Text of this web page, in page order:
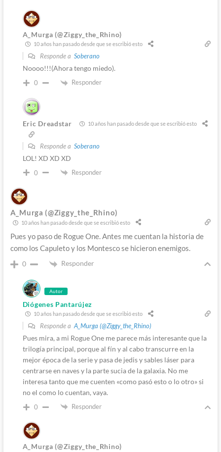
A_Murga (@Ziggy_the_Rhino)
10 años han pasado desde que se escribió esto
Responde a Soberano
Noooo!!!(Ahora tengo miedo).
0 Responder
Eric Dreadstar 10 años han pasado desde que se escribió esto
Responde a Soberano
LOL! XD XD XD
0 Responder
A_Murga (@Ziggy_the_Rhino)
10 años han pasado desde que se escribió esto
Pues yo paso de Rogue One. Antes me cuentan la historia de
como los Capuleto y los Montesco se hicieron enemigos.
0 Responder
Autor
Diógenes Pantarújez
10 años han pasado desde que se escribió esto
Responde a A_Murga (@Ziggy_the_Rhino)
Pues mira, a mi Rogue One me parece más interesante que la
trilogía principal, porque al fín y al cabo transcurre en la
mejor época de la serie y pasa de jedis y sables láser para
centrarse en naves y la parte sucia de la galaxia. No me
interesa tanto que me cuenten «como pasó esto o lo otro» si
no el como lo cuentan, vaya.
0 Responder
A_Murga (@Ziggy_the_Rhino)